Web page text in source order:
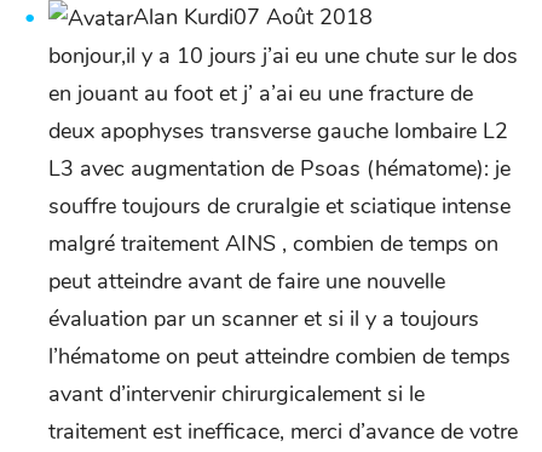
Alan Kurdi07 Août 2018
bonjour,il y a 10 jours j’ai eu une chute sur le dos
en jouant au foot et j’ a’ai eu une fracture de
deux apophyses transverse gauche lombaire L2
L3 avec augmentation de Psoas (hématome): je
souffre toujours de cruralgie et sciatique intense
malgré traitement AINS , combien de temps on
peut atteindre avant de faire une nouvelle
évaluation par un scanner et si il y a toujours
l’hématome on peut atteindre combien de temps
avant d’intervenir chirurgicalement si le
traitement est inefficace, merci d’avance de votre